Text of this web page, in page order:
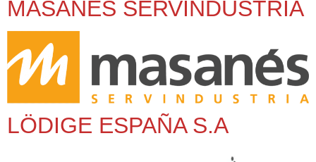
MASANÉS SERVINDUSTRIA
LÖDIGE ESPAÑA S.A